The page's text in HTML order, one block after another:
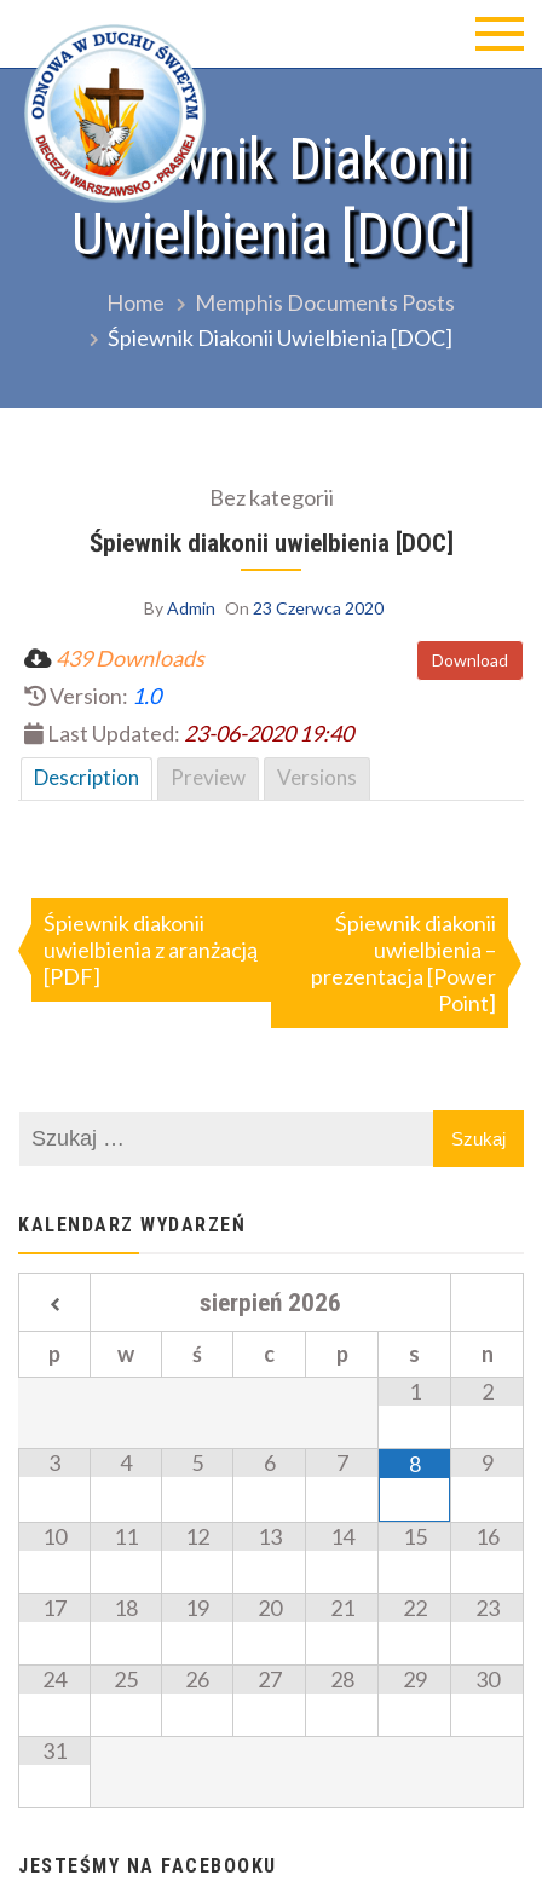
contentOdnowa w Duchu św Diecezji
Warszawsko-Praskiej
Śpiewnik Diakonii
Uwielbienia [DOC]
Home
Memphis Documents Posts
Śpiewnik Diakonii Uwielbienia [DOC]
Bez kategorii
Śpiewnik diakonii uwielbienia [DOC]
ByAdmin On 23 Czerwca 2020
Download
439 Downloads
Version: 1.0
Last Updated: 23-06-2020 19:40
Description Preview Versions
wpisu
Śpiewnik diakonii
uwielbienia z aranżacją
[PDF]
Śpiewnik diakonii
uwielbienia –
prezentacja [Power
Point]
KALENDARZ WYDARZEŃ
sierpień 2026
p w ś c p s
n
1
2
3 4 5 6 7 8 9
10 11 12 13 14 15 16
17 18 19 20 21 22 23
24 25 26 27 28 29 30
31
JESTEŚMY NA FACEBOOKU